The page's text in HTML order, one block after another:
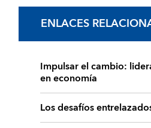
ENLACES
Impulsar el cambio:
en economía
Los desafíos